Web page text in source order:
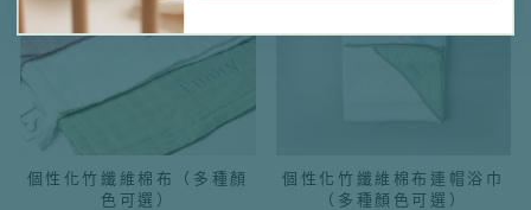
個性化竹纖維棉布（多種顏
色可選）
個性化竹纖維棉布連帽浴巾
（多種顏色可選）